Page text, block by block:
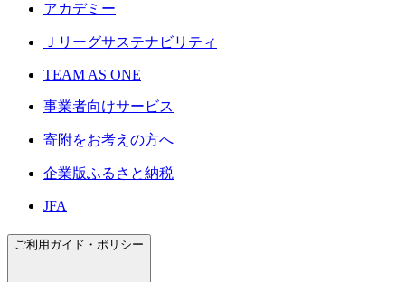
アカデミー
Ｊリーグサステナビリティ
TEAM AS ONE
事業者向けサービス
寄附をお考えの方へ
企業版ふるさと納税
JFA
ご利用ガイド・ポリシー